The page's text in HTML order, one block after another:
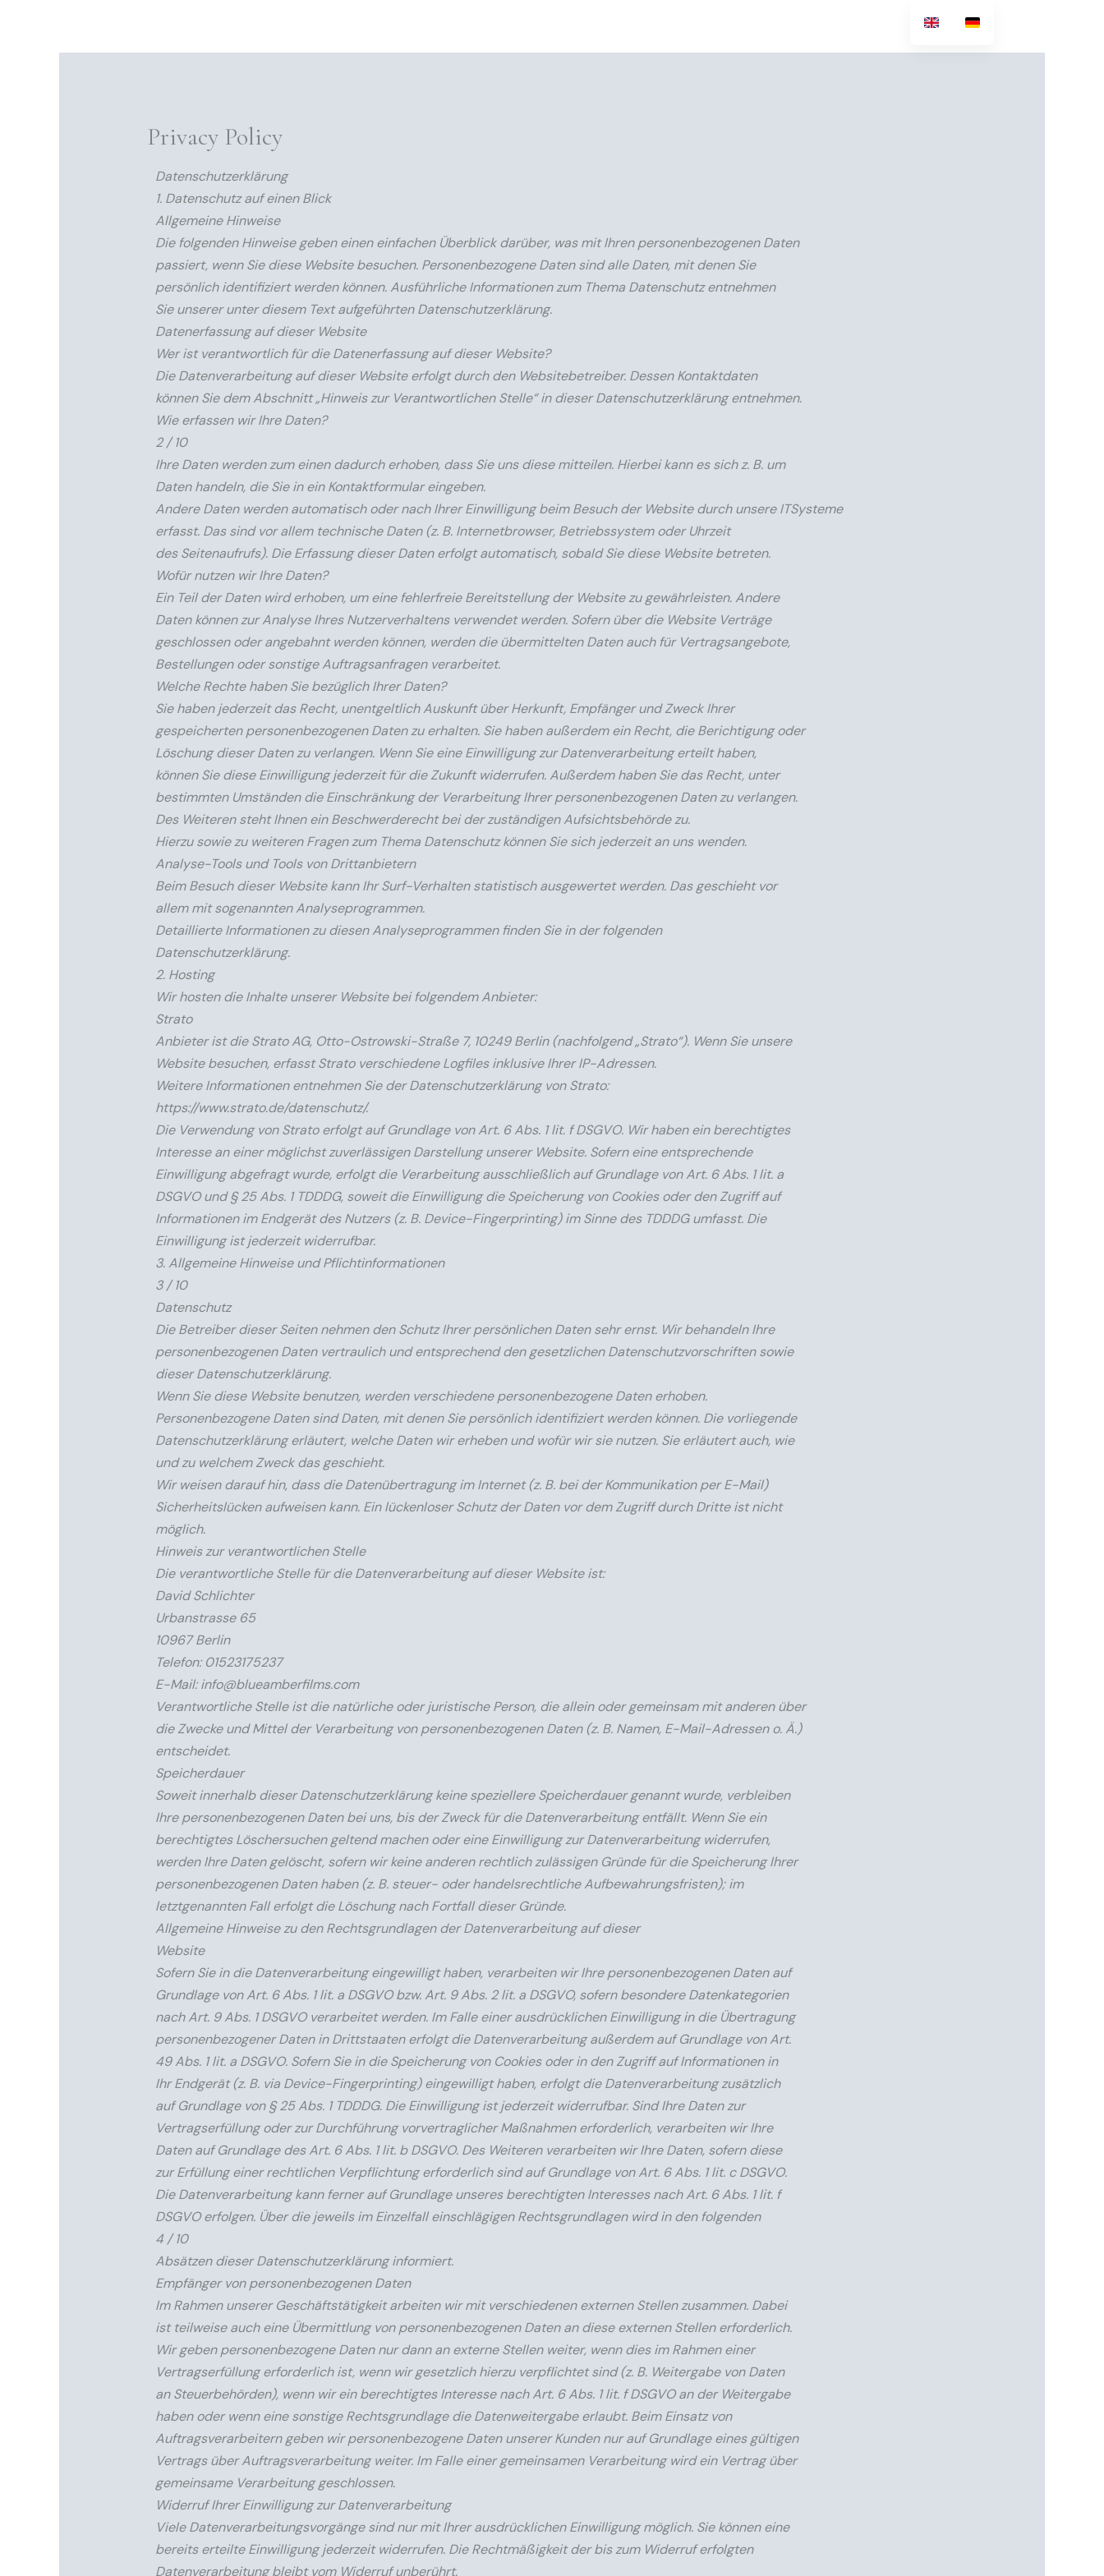
Privacy Policy
Datenschutzerklärung
1. Datenschutz auf einen Blick
Allgemeine Hinweise
Die folgenden Hinweise geben einen einfachen Überblick darüber, was mit Ihren personenbezogenen Daten
passiert, wenn Sie diese Website besuchen. Personenbezogene Daten sind alle Daten, mit denen Sie
persönlich identifiziert werden können. Ausführliche Informationen zum Thema Datenschutz entnehmen
Sie unserer unter diesem Text aufgeführten Datenschutzerklärung.
Datenerfassung auf dieser Website
Wer ist verantwortlich für die Datenerfassung auf dieser Website?
Die Datenverarbeitung auf dieser Website erfolgt durch den Websitebetreiber. Dessen Kontaktdaten
können Sie dem Abschnitt „Hinweis zur Verantwortlichen Stelle“ in dieser Datenschutzerklärung entnehmen.
Wie erfassen wir Ihre Daten?
2 / 10
Ihre Daten werden zum einen dadurch erhoben, dass Sie uns diese mitteilen. Hierbei kann es sich z. B. um
Daten handeln, die Sie in ein Kontaktformular eingeben.
Andere Daten werden automatisch oder nach Ihrer Einwilligung beim Besuch der Website durch unsere ITSysteme
erfasst. Das sind vor allem technische Daten (z. B. Internetbrowser, Betriebssystem oder Uhrzeit
des Seitenaufrufs). Die Erfassung dieser Daten erfolgt automatisch, sobald Sie diese Website betreten.
Wofür nutzen wir Ihre Daten?
Ein Teil der Daten wird erhoben, um eine fehlerfreie Bereitstellung der Website zu gewährleisten. Andere
Daten können zur Analyse Ihres Nutzerverhaltens verwendet werden. Sofern über die Website Verträge
geschlossen oder angebahnt werden können, werden die übermittelten Daten auch für Vertragsangebote,
Bestellungen oder sonstige Auftragsanfragen verarbeitet.
Welche Rechte haben Sie bezüglich Ihrer Daten?
Sie haben jederzeit das Recht, unentgeltlich Auskunft über Herkunft, Empfänger und Zweck Ihrer
gespeicherten personenbezogenen Daten zu erhalten. Sie haben außerdem ein Recht, die Berichtigung oder
Löschung dieser Daten zu verlangen. Wenn Sie eine Einwilligung zur Datenverarbeitung erteilt haben,
können Sie diese Einwilligung jederzeit für die Zukunft widerrufen. Außerdem haben Sie das Recht, unter
bestimmten Umständen die Einschränkung der Verarbeitung Ihrer personenbezogenen Daten zu verlangen.
Des Weiteren steht Ihnen ein Beschwerderecht bei der zuständigen Aufsichtsbehörde zu.
Hierzu sowie zu weiteren Fragen zum Thema Datenschutz können Sie sich jederzeit an uns wenden.
Analyse-Tools und Tools von Drittanbietern
Beim Besuch dieser Website kann Ihr Surf-Verhalten statistisch ausgewertet werden. Das geschieht vor
allem mit sogenannten Analyseprogrammen.
Detaillierte Informationen zu diesen Analyseprogrammen finden Sie in der folgenden
Datenschutzerklärung.
2. Hosting
Wir hosten die Inhalte unserer Website bei folgendem Anbieter:
Strato
Anbieter ist die Strato AG, Otto-Ostrowski-Straße 7, 10249 Berlin (nachfolgend „Strato“). Wenn Sie unsere
Website besuchen, erfasst Strato verschiedene Logfiles inklusive Ihrer IP-Adressen.
Weitere Informationen entnehmen Sie der Datenschutzerklärung von Strato:
https://www.strato.de/datenschutz/.
Die Verwendung von Strato erfolgt auf Grundlage von Art. 6 Abs. 1 lit. f DSGVO. Wir haben ein berechtigtes
Interesse an einer möglichst zuverlässigen Darstellung unserer Website. Sofern eine entsprechende
Einwilligung abgefragt wurde, erfolgt die Verarbeitung ausschließlich auf Grundlage von Art. 6 Abs. 1 lit. a
DSGVO und § 25 Abs. 1 TDDDG, soweit die Einwilligung die Speicherung von Cookies oder den Zugriff auf
Informationen im Endgerät des Nutzers (z. B. Device-Fingerprinting) im Sinne des TDDDG umfasst. Die
Einwilligung ist jederzeit widerrufbar.
3. Allgemeine Hinweise und Pflichtinformationen
3 / 10
Datenschutz
Die Betreiber dieser Seiten nehmen den Schutz Ihrer persönlichen Daten sehr ernst. Wir behandeln Ihre
personenbezogenen Daten vertraulich und entsprechend den gesetzlichen Datenschutzvorschriften sowie
dieser Datenschutzerklärung.
Wenn Sie diese Website benutzen, werden verschiedene personenbezogene Daten erhoben.
Personenbezogene Daten sind Daten, mit denen Sie persönlich identifiziert werden können. Die vorliegende
Datenschutzerklärung erläutert, welche Daten wir erheben und wofür wir sie nutzen. Sie erläutert auch, wie
und zu welchem Zweck das geschieht.
Wir weisen darauf hin, dass die Datenübertragung im Internet (z. B. bei der Kommunikation per E-Mail)
Sicherheitslücken aufweisen kann. Ein lückenloser Schutz der Daten vor dem Zugriff durch Dritte ist nicht
möglich.
Hinweis zur verantwortlichen Stelle
Die verantwortliche Stelle für die Datenverarbeitung auf dieser Website ist:
David Schlichter
Urbanstrasse 65
10967 Berlin
Telefon: 01523175237
E-Mail: info@blueamberfilms.com
Verantwortliche Stelle ist die natürliche oder juristische Person, die allein oder gemeinsam mit anderen über
die Zwecke und Mittel der Verarbeitung von personenbezogenen Daten (z. B. Namen, E-Mail-Adressen o. Ä.)
entscheidet.
Speicherdauer
Soweit innerhalb dieser Datenschutzerklärung keine speziellere Speicherdauer genannt wurde, verbleiben
Ihre personenbezogenen Daten bei uns, bis der Zweck für die Datenverarbeitung entfällt. Wenn Sie ein
berechtigtes Löschersuchen geltend machen oder eine Einwilligung zur Datenverarbeitung widerrufen,
werden Ihre Daten gelöscht, sofern wir keine anderen rechtlich zulässigen Gründe für die Speicherung Ihrer
personenbezogenen Daten haben (z. B. steuer- oder handelsrechtliche Aufbewahrungsfristen); im
letztgenannten Fall erfolgt die Löschung nach Fortfall dieser Gründe.
Allgemeine Hinweise zu den Rechtsgrundlagen der Datenverarbeitung auf dieser
Website
Sofern Sie in die Datenverarbeitung eingewilligt haben, verarbeiten wir Ihre personenbezogenen Daten auf
Grundlage von Art. 6 Abs. 1 lit. a DSGVO bzw. Art. 9 Abs. 2 lit. a DSGVO, sofern besondere Datenkategorien
nach Art. 9 Abs. 1 DSGVO verarbeitet werden. Im Falle einer ausdrücklichen Einwilligung in die Übertragung
personenbezogener Daten in Drittstaaten erfolgt die Datenverarbeitung außerdem auf Grundlage von Art.
49 Abs. 1 lit. a DSGVO. Sofern Sie in die Speicherung von Cookies oder in den Zugriff auf Informationen in
Ihr Endgerät (z. B. via Device-Fingerprinting) eingewilligt haben, erfolgt die Datenverarbeitung zusätzlich
auf Grundlage von § 25 Abs. 1 TDDDG. Die Einwilligung ist jederzeit widerrufbar. Sind Ihre Daten zur
Vertragserfüllung oder zur Durchführung vorvertraglicher Maßnahmen erforderlich, verarbeiten wir Ihre
Daten auf Grundlage des Art. 6 Abs. 1 lit. b DSGVO. Des Weiteren verarbeiten wir Ihre Daten, sofern diese
zur Erfüllung einer rechtlichen Verpflichtung erforderlich sind auf Grundlage von Art. 6 Abs. 1 lit. c DSGVO.
Die Datenverarbeitung kann ferner auf Grundlage unseres berechtigten Interesses nach Art. 6 Abs. 1 lit. f
DSGVO erfolgen. Über die jeweils im Einzelfall einschlägigen Rechtsgrundlagen wird in den folgenden
4 / 10
Absätzen dieser Datenschutzerklärung informiert.
Empfänger von personenbezogenen Daten
Im Rahmen unserer Geschäftstätigkeit arbeiten wir mit verschiedenen externen Stellen zusammen. Dabei
ist teilweise auch eine Übermittlung von personenbezogenen Daten an diese externen Stellen erforderlich.
Wir geben personenbezogene Daten nur dann an externe Stellen weiter, wenn dies im Rahmen einer
Vertragserfüllung erforderlich ist, wenn wir gesetzlich hierzu verpflichtet sind (z. B. Weitergabe von Daten
an Steuerbehörden), wenn wir ein berechtigtes Interesse nach Art. 6 Abs. 1 lit. f DSGVO an der Weitergabe
haben oder wenn eine sonstige Rechtsgrundlage die Datenweitergabe erlaubt. Beim Einsatz von
Auftragsverarbeitern geben wir personenbezogene Daten unserer Kunden nur auf Grundlage eines gültigen
Vertrags über Auftragsverarbeitung weiter. Im Falle einer gemeinsamen Verarbeitung wird ein Vertrag über
gemeinsame Verarbeitung geschlossen.
Widerruf Ihrer Einwilligung zur Datenverarbeitung
Viele Datenverarbeitungsvorgänge sind nur mit Ihrer ausdrücklichen Einwilligung möglich. Sie können eine
bereits erteilte Einwilligung jederzeit widerrufen. Die Rechtmäßigkeit der bis zum Widerruf erfolgten
Datenverarbeitung bleibt vom Widerruf unberührt.